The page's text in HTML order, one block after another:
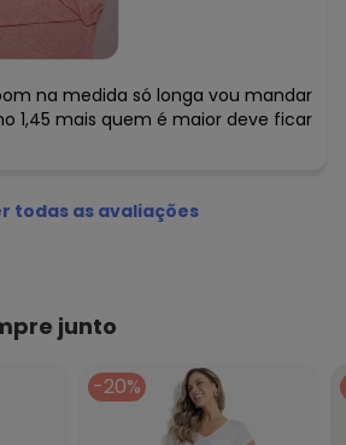
na medida só longa vou mandar
1,45 mais quem é maior deve ficar
todas as avaliações
junto
-20%